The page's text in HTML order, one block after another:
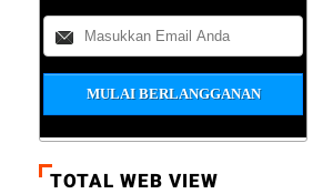
TOTAL WEB VIEW